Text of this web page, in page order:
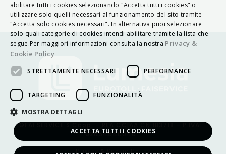
©FAI SERVICE S.Coop. – REA CCIAA CN 183718 – P.IVA:
02654640040
HUNGARIAN
DEUTSCH
POLSKI
PORTUGUÊS
abilitare tutti i cookies selezionando "Accetta tutti i cookies" o
utilizzare solo quelli necessari al funzionamento del sito tramite
"Accetta solo cookies necessari". In alternativa puoi selezionare
solo quali categorie di cookies intendi abilitare tramite la lista che
segue.Per maggiori informazioni consulta la nostra Privacy &
Cookie Policy
STRETTAMENTE NECESSARI PERFORMANCE
TARGETING FUNZIONALITÀ
MOSTRA DETTAGLI
ACCETTA TUTTI I COOKIES